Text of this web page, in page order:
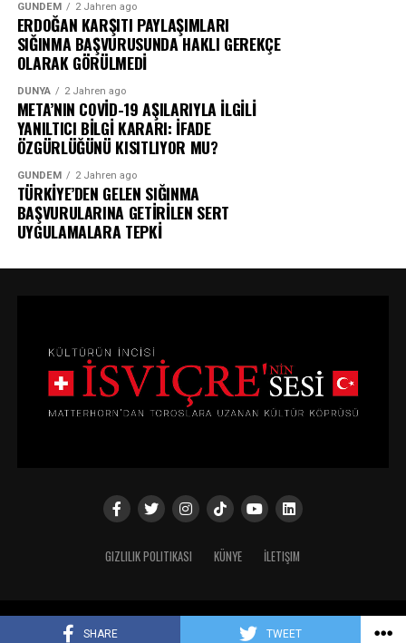
SHARE TWEET
GÜNDEM 2 Jahren ago
ERDOĞAN KARŞITI PAYLAŞIMLARI
SIĞINMA BAŞVURUSUNDA HAKLI GEREKÇE
OLARAK GÖRÜLMEDİ
DÜNYA 2 Jahren ago
META’NIN COVİD-19 AŞILARIYLA İLGİLİ
YANILTICI BİLGİ KARARI: İFADE
ÖZGÜRLÜĞÜNÜ KISITLIYOR MU?
GÜNDEM 2 Jahren ago
TÜRKİYE’DEN GELEN SIĞINMA
BAŞVURULARINA GETİRİLEN SERT
UYGULAMALARA TEPKİ
GIZLILIK POLITIKASI KÜNYE İLETIŞIM
Copyright © 2024